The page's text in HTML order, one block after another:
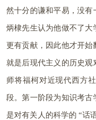
然十分的谦和平易，没
炳棣先生认为他做不了大
更有贡献，因此他才开
就是后现代主义的历史
师将福柯对近现代西方
段。第一阶段为知识考
是对有关人的科学的 “话